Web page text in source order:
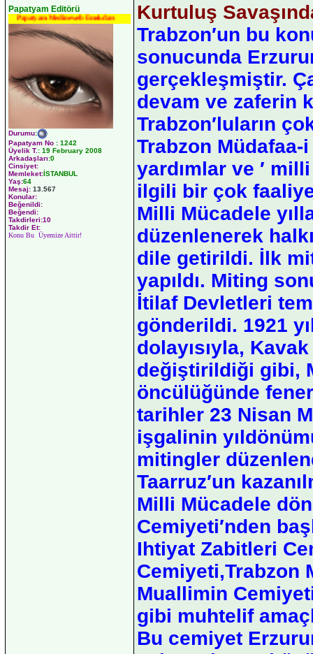
Papatyam Editörü
Papatyam Medineweb Emekdarı
Durumu:
Papatyam No : 1242
Üyelik T.: 19 February 2008
Arkadaşları:0
Cinsiyet:
Memleket:İSTANBUL
Yaş:64
Mesaj: 13.567
Konular:
Beğenildi:
Beğendi:
Takdirleri:10
Takdir Et:
Konu Bu Üyemize Aittir!
Kurtuluş
Trabzon′un bu
sonucunda
gerçekleşmiştir.
devam ve zaferin
Trabzon′luların
Trabzon Müdafaa-
yardımlar ve ′
ilgili bir çok
Milli Mücadele
düzenlenerek
dile getirildi. İlk
yapıldı. Miting
İtilaf Devletleri
gönderildi. 1921
dolayısıyla,
değiştirildiği gibi,
öncülüğünde
tarihler 23 Nisan
işgalinin
mitingler
Taarruz′un
Milli Mücadele
Cemiyeti′nden
Ihtiyat Zabitleri
Cemiyeti,Trabzon
Muallimin
gibi muhtelif
Bu cemiyet